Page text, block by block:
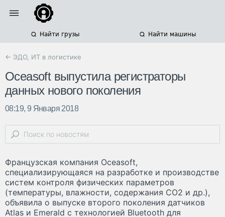
Найти грузы Найти машины
← ЭДО, ИТ в логистике
Oceasoft выпустила регистраторы
данных нового поколения
08:19, 9 Января 2018
Французская компания Oceasoft,
специализирующаяся на разработке и производстве
систем контроля физических параметров
(температуры, влажности, содержания СО2 и др.),
объявила о выпуске второго поколения датчиков
Atlas и Emerald с технологией Bluetooth для